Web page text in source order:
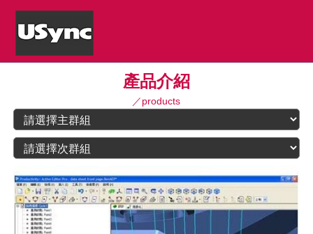
產品介紹
／products